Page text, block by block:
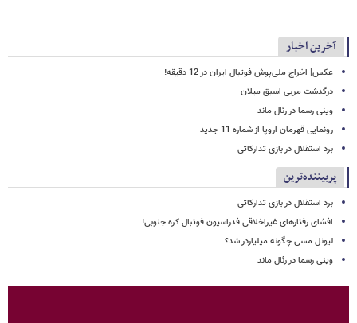
آخرین اخبار
عکس| اخراج ملی‌پوش فوتبال ایران در 12 دقیقه!
درگذشت مربی اسبق میلان
وینی رسما در رئال ماند
رونمایی قهرمان اروپا از شماره 11 جدید
برد استقلال در بازی تدارکاتی
پربیننده‌ترین
برد استقلال در بازی تدارکاتی
افشای رفتارهای غیراخلاقی فدراسیون فوتبال کره جنوبی!
لیونل مسی چگونه میلیاردر شد؟
وینی رسما در رئال ماند